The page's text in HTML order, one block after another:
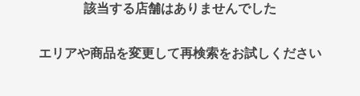
オンラインショップ
製品検索はこちら
該当する店舗はありませんでした
エリアや商品を変更して再検索をお試しください